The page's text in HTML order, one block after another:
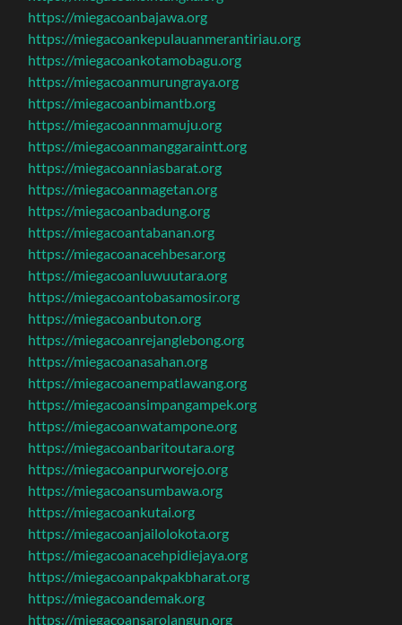
https://miegacoanbajawa.org
https://miegacoankepulauanmerantiriau.org
https://miegacoankotamobagu.org
https://miegacoanmurungraya.org
https://miegacoanbimantb.org
https://miegacoannmamuju.org
https://miegacoanmanggaraintt.org
https://miegacoanniasbarat.org
https://miegacoanmagetan.org
https://miegacoanbadung.org
https://miegacoantabanan.org
https://miegacoanacehbesar.org
https://miegacoanluwuutara.org
https://miegacoantobasamosir.org
https://miegacoanbuton.org
https://miegacoanrejanglebong.org
https://miegacoanasahan.org
https://miegacoanempatlawang.org
https://miegacoansimpangampek.org
https://miegacoanwatampone.org
https://miegacoanbaritoutara.org
https://miegacoanpurworejo.org
https://miegacoansumbawa.org
https://miegacoankutai.org
https://miegacoanjailolokota.org
https://miegacoanacehpidiejaya.org
https://miegacoanpakpakbharat.org
https://miegacoandemak.org
https://miegacoansarolangun.org